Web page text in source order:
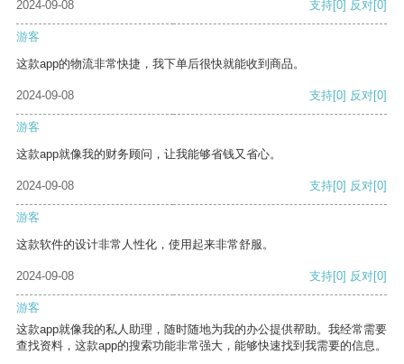
2024-09-08
支持[0] 反对[0]
游客
这款app的物流非常快捷，我下单后很快就能收到商品。
2024-09-08 支持[0] 反对[0]
游客
这款app就像我的财务顾问，让我能够省钱又省心。
2024-09-08 支持[0] 反对[0]
游客
这款软件的设计非常人性化，使用起来非常舒服。
2024-09-08 支持[0] 反对[0]
游客
这款app就像我的私人助理，随时随地为我的办公提供帮助。我经常需要
查找资料，这款app的搜索功能非常强大，能够快速找到我需要的信息。